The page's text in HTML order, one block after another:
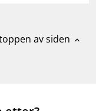
av siden expand_less